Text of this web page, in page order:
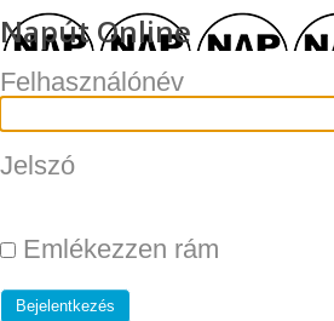
Napút Online
Felhasználónév
Jelszó
Emlékezzen rám